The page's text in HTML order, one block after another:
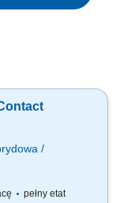
/
pełny etat